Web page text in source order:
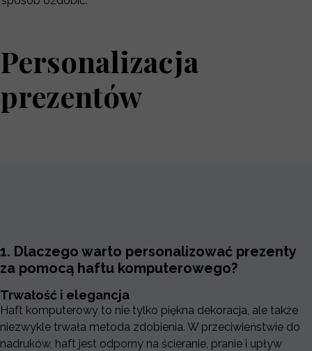
Personalizacja
prezentów
1. Dlaczego warto personalizować prezenty
za pomocą haftu komputerowego?
Trwałość i elegancja
Haft komputerowy to nie tylko piękna dekoracja, ale także
niezwykle trwała metoda zdobienia. W przeciwieństwie do
nadruków, haft jest odporny na ścieranie, pranie i upływ